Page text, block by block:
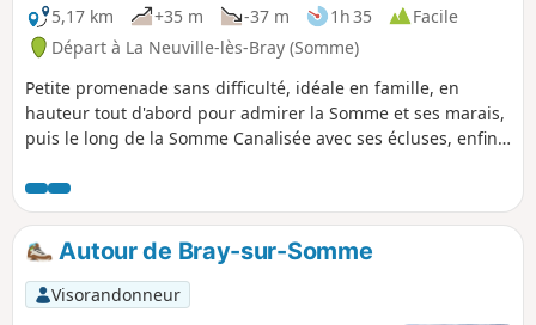
5,17 km +35 m -37 m 1h 35
Facile
Départ à La Neuville-lès-Bray (Somme)
Petite promenade sans difficulté, idéale en famille, en
hauteur tout d'abord pour admirer la Somme et ses marais,
puis le long de la Somme Canalisée avec ses écluses, enfin
touristique de la Haute-Somme.
Autour de Bray-sur-Somme
Visorandonneur